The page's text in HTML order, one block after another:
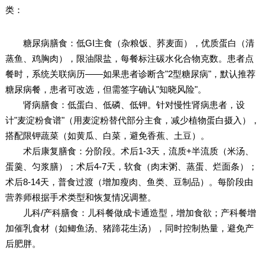
类：
糖尿病膳食：低GI主食（杂粮饭、荞麦面），优质蛋白（清
蒸鱼、鸡胸肉），限油限盐，每餐标注碳水化合物克数。患者点
餐时，系统关联病历——如果患者诊断含"2型糖尿病"，默认推荐
糖尿病餐，患者可改选，但需签字确认"知晓风险"。
肾病膳食：低蛋白、低磷、低钾。针对慢性肾病患者，设
计"麦淀粉食谱"（用麦淀粉替代部分主食，减少植物蛋白摄入），
搭配限钾蔬菜（如黄瓜、白菜，避免香蕉、土豆）。
术后康复膳食：分阶段。术后1-3天，流质+半流质（米汤、
蛋羹、匀浆膳）；术后4-7天，软食（肉末粥、蒸蛋、烂面条）；
术后8-14天，普食过渡（增加瘦肉、鱼类、豆制品）。每阶段由
营养师根据手术类型和恢复情况调整。
儿科/产科膳食：儿科餐做成卡通造型，增加食欲；产科餐增
加催乳食材（如鲫鱼汤、猪蹄花生汤），同时控制热量，避免产
后肥胖。